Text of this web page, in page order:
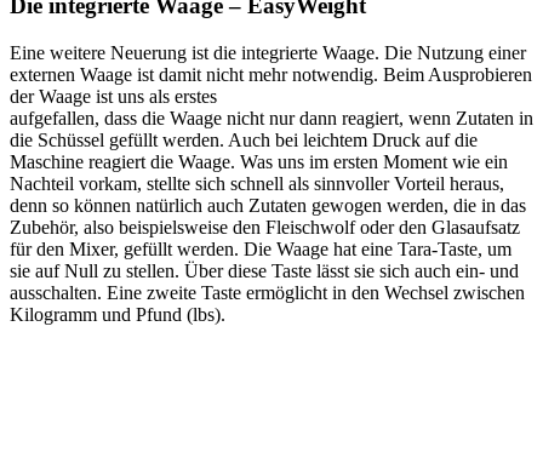
Die integrierte Waage – EasyWeight
Eine weitere Neuerung ist die integrierte Waage. Die Nutzung einer
externen Waage ist damit nicht mehr notwendig. Beim Ausprobieren
der Waage ist uns als erstes
aufgefallen, dass die Waage nicht nur dann reagiert, wenn Zutaten in
die Schüssel gefüllt werden. Auch bei leichtem Druck auf die
Maschine reagiert die Waage. Was uns im ersten Moment wie ein
Nachteil vorkam, stellte sich schnell als sinnvoller Vorteil heraus,
denn so können natürlich auch Zutaten gewogen werden, die in das
Zubehör, also beispielsweise den Fleischwolf oder den Glasaufsatz
für den Mixer, gefüllt werden. Die Waage hat eine Tara-Taste, um
sie auf Null zu stellen. Über diese Taste lässt sie sich auch ein- und
ausschalten. Eine zweite Taste ermöglicht in den Wechsel zwischen
Kilogramm und Pfund (lbs).